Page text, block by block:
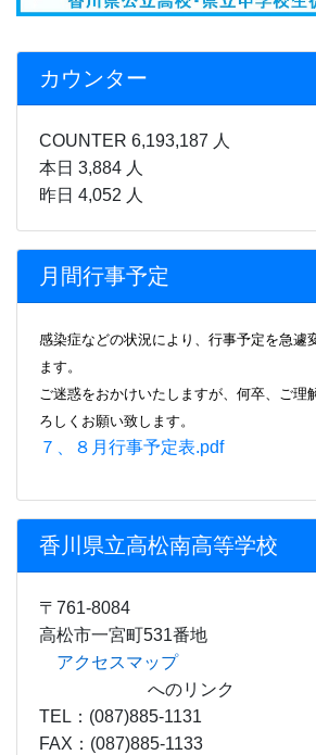
カウンター
COUNTER 6,193,187 人
本日 3,884 人
昨日 4,052 人
月間行事予定
感染症などの状況により、行事予定を急遽
ます。
ご迷惑をおかけいたしますが、何卒、ご理
ろしくお願い致します。
７、８月行事予定表.pdf
香川県立高松南高等学校
〒761-8084
高松市一宮町531番地
アクセスマップ
へのリンク
TEL：(087)885-1131
FAX：(087)885-1133